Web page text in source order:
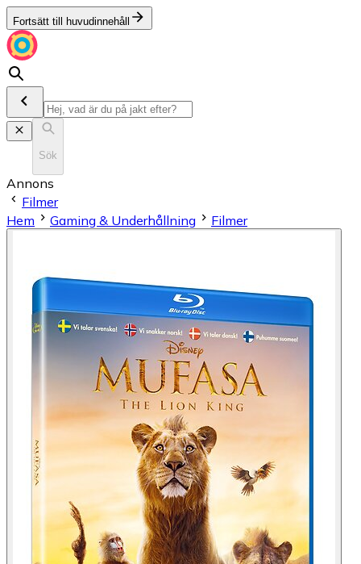
Fortsätt till huvudinnehåll
Sök
Annons
Filmer
Hem
Gaming & Underhållning Filmer